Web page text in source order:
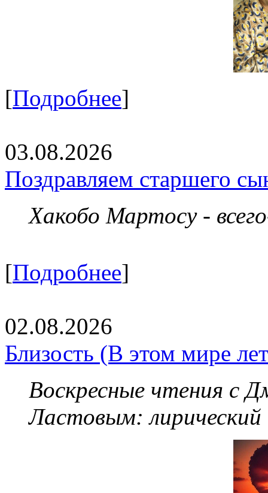
[Подробнее]
03.08.2026
Поздравляем старшего
Хакобо Мартосу -
[Подробнее]
02.08.2026
Близость (В этом мире
Воскресные чтения с
Ластовым: